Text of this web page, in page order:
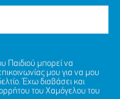
Παιδιού μπορεί να
μου για να μου
Έχω διαβάσει και
του Χαμόγελου του